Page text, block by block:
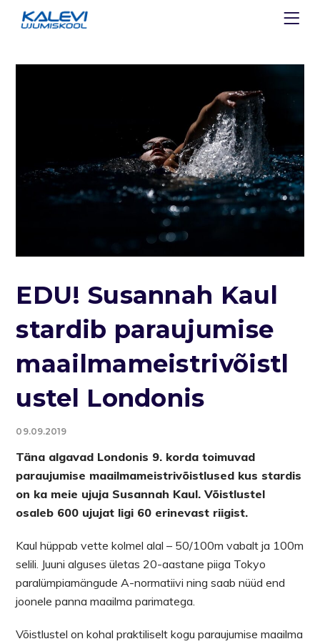
EDU! Susannah Kaul
stardib paraujumise
maailmameistrivõistl
ustel Londonis
09.09.2019
Täna algavad Londonis 9. korda toimuvad
paraujumise maailmameistrivõistlused kus stardis
on ka meie ujuja Susannah Kaul. Võistlustel
osaleb 600 ujujat ligi 60 erinevast riigist.
Kaul hüppab vette kolmel alal – 50/100m vabalt ja 100m
selili. Juuni alguses ületas 20-aastane piiga Tokyo
paralümpiamängude A-normatiivi ning saab nüüd end
joonele panna maailma parimatega.
Võistlustel on kohal praktiliselt kogu paraujumise maailma